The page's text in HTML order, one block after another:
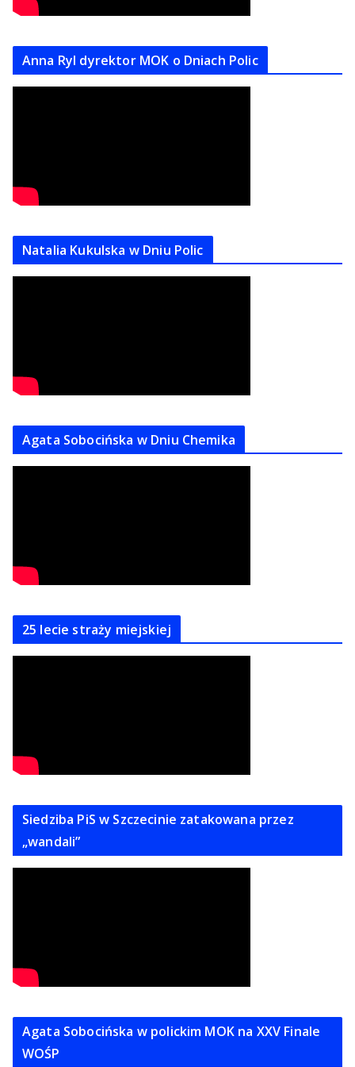
Anna Ryl dyrektor MOK o Dniach Polic
Natalia Kukulska w Dniu Polic
Agata Sobocińska w Dniu Chemika
25 lecie straży miejskiej
Siedziba PiS w Szczecinie zatakowana przez
„wandali”
Agata Sobocińska w polickim MOK na XXV Finale
WOŚP